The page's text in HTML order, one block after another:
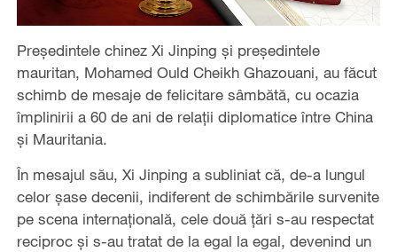
Președintele chinez Xi Jinping și președintele
mauritan, Mohamed Ould Cheikh Ghazouani, au făcut
schimb de mesaje de felicitare sâmbătă, cu ocazia
împlinirii a 60 de ani de relații diplomatice între China
și Mauritania.
În mesajul său, Xi Jinping a subliniat că, de-a lungul
celor șase decenii, indiferent de schimbările survenite
pe scena internațională, cele două țări s-au respectat
reciproc și s-au tratat de la egal la egal, devenind un